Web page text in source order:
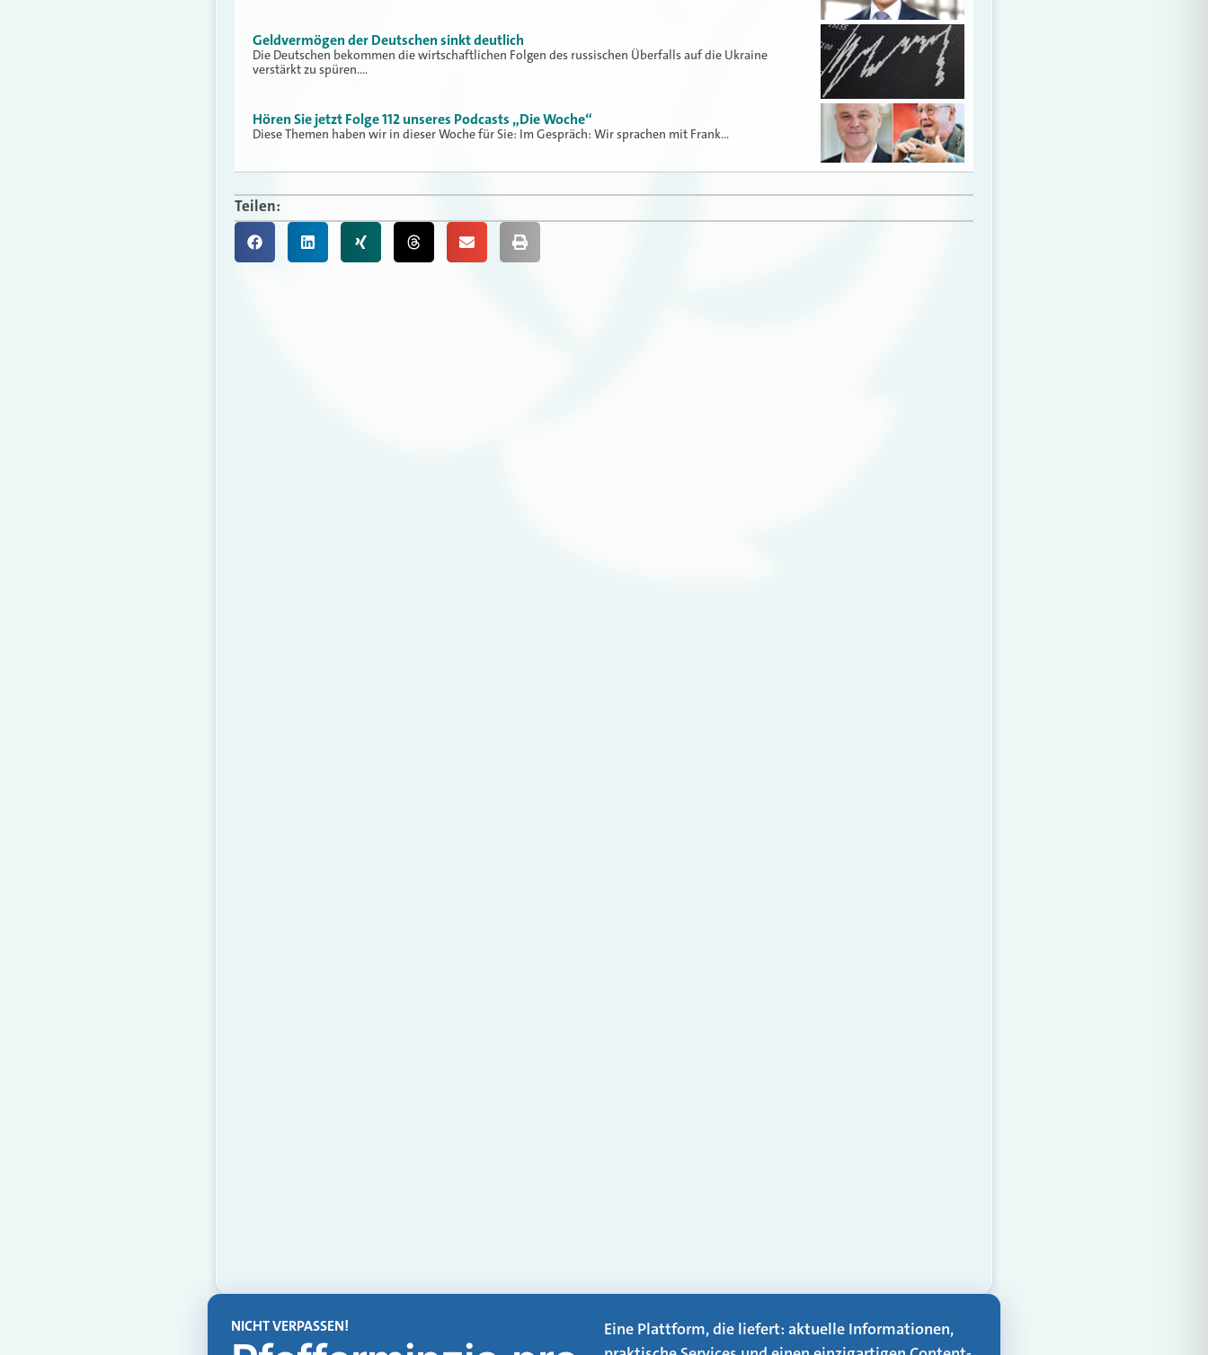
Geldvermögen der Deutschen sinkt deutlich
Die Deutschen bekommen die wirtschaftlichen Folgen des russischen Überfalls auf die Ukraine
verstärkt zu spüren.…
Hören Sie jetzt Folge 112 unseres Podcasts „Die Woche“
Diese Themen haben wir in dieser Woche für Sie: Im Gespräch: Wir sprachen mit Frank…
Teilen:
NICHT VERPASSEN!
Eine Plattform, die liefert: aktuelle Informationen,